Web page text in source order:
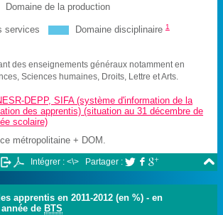
Domaine de la production
services Domaine disciplinaire1
des enseignements généraux notamment en
Sciences humaines, Droits, Lettre et Arts.
DEPP, SIFA (système d'information de la
des apprentis) (situation au 31 décembre de
scolaire)
métropolitaine + DOM.

Intégrer : <\> Partager :   
apprentis en 2011-2012 (en %) - en
de BTS